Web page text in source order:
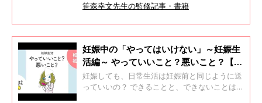
笹森幸文先生の監修記事・書籍
妊娠中の「やってはいけない」～妊娠生
活編～ やっていいこと？悪いこと？【動
画】
妊娠しても、日常生活は妊娠前と同じように送
っていいの？ できることと、できないことはあ